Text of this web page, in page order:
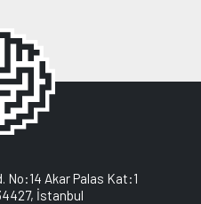
No:14 Akar Palas Kat:1
İstanbul